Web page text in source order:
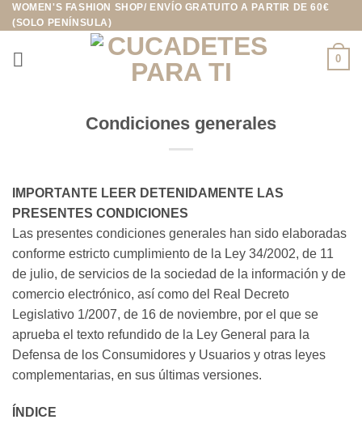
Saltar
al
contenido
WOMEN'S FASHION SHOP/ ENVÍO GRATUITO A PARTIR DE 60€
(SOLO PENÍNSULA)
0
Condiciones generales
IMPORTANTE LEER DETENIDAMENTE LAS
PRESENTES CONDICIONES
Las presentes condiciones generales han sido elaboradas
conforme estricto cumplimiento de la Ley 34/2002, de 11
de julio, de servicios de la sociedad de la información y de
comercio electrónico, así como del Real Decreto
Legislativo 1/2007, de 16 de noviembre, por el que se
aprueba el texto refundido de la Ley General para la
Defensa de los Consumidores y Usuarios y otras leyes
complementarias, en sus últimas versiones.
ÍNDICE